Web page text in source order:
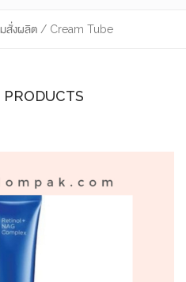
สั่งผลิต / Cream Tube
PRODUCTS